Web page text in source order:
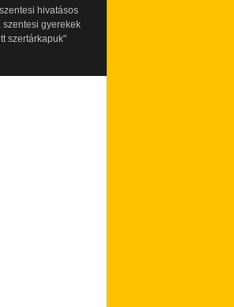
hivatásos
gyerekek
szertárkapuk"